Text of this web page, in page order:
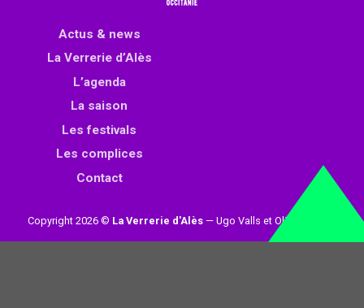
Actus & news
La Verrerie d’Alès
L’agenda
La saison
Les festivals
Les complices
Contact
Copyright 2026 © La Verrerie d'Alès— Ugo Valls et Olivier Loynet